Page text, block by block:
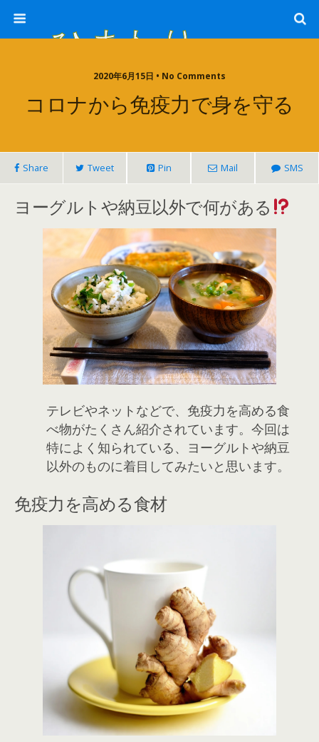
ひまわり畑 sunflower-field
2020年6月15日 • No Comments
コロナから免疫力で身を守る
Share Tweet Pin Mail SMS
ヨーグルトや納豆以外で何がある
テレビやネットなどで、免疫力を高める食
べ物がたくさん紹介されています。今回は
特によく知られている、ヨーグルトや納豆
以外のものに着目してみたいと思います。
免疫力を高める食材